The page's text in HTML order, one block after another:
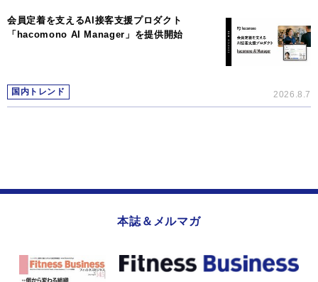
会員定着を支えるAI接客支援プロダクト
「hacomono AI Manager」を提供開始
国内トレンド 2026.8.7
本誌＆メルマガ